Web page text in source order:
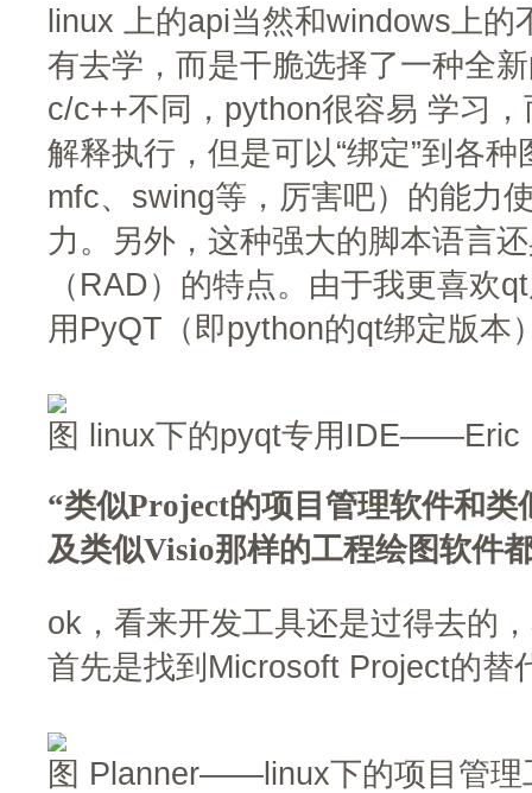
linux 上的api当然和windows上的
有去学，而是干脆选择了一种全
c/c++不同，python很容易 学习
解释执行，但是可以“绑定”到各
mfc、swing等，厉害吧）的能力
力。另外，这种强大的脚本语言
（RAD）的特点。由于我更喜欢
用PyQT（即python的qt绑定版本
图 linux下的pyqt专用IDE——Eric
“类似Project的项目管理软件和
及类似Visio那样的工程绘图软件
ok，看来开发工具还是过得去的
首先是找到Microsoft Project的替
图 Planner——linux下的项目管理